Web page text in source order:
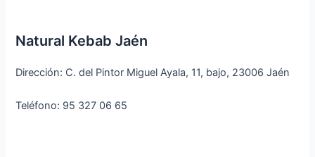
Natural Kebab Jaén
Dirección: C. del Pintor Miguel Ayala, 11, bajo, 23006 Jaén
Teléfono: 95 327 06 65